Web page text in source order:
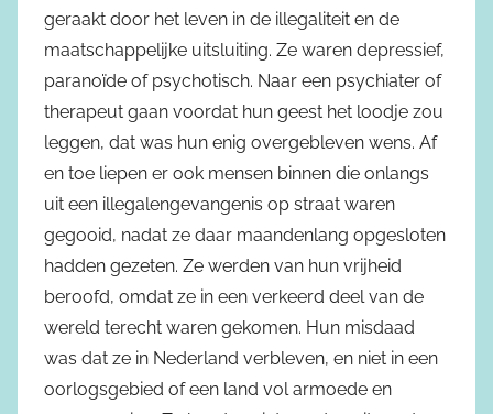
geraakt door het leven in de illegaliteit en de
maatschappelijke uitsluiting. Ze waren depressief,
paranoïde of psychotisch. Naar een psychiater of
therapeut gaan voordat hun geest het loodje zou
leggen, dat was hun enig overgebleven wens. Af
en toe liepen er ook mensen binnen die onlangs
uit een illegalengevangenis op straat waren
gegooid, nadat ze daar maandenlang opgesloten
hadden gezeten. Ze werden van hun vrijheid
beroofd, omdat ze in een verkeerd deel van de
wereld terecht waren gekomen. Hun misdaad
was dat ze in Nederland verbleven, en niet in een
oorlogsgebied of een land vol armoede en